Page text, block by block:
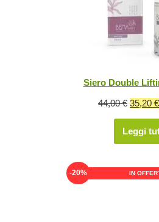
Siero Double
44,00€ Il
prezzo
44,00
35,20 €
Leggi
IN
-20%